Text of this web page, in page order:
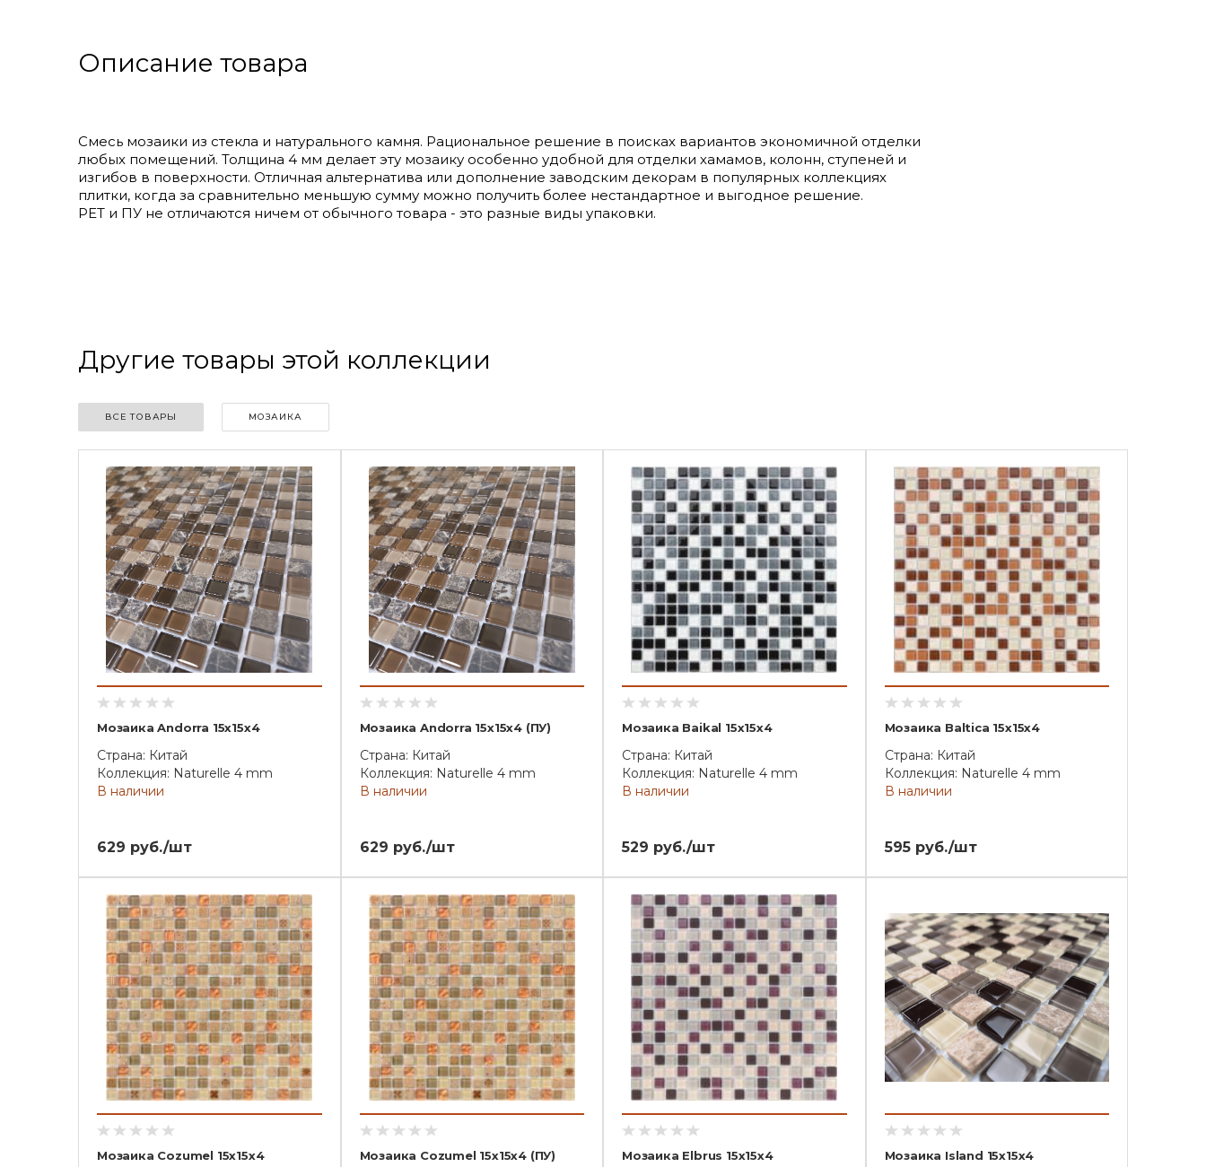
Описание товара
Смесь мозаики из стекла и натурального камня. Рациональное решение в поисках вариантов экономичной отделки
любых помещений. Толщина 4 мм делает эту мозаику особенно удобной для отделки хамамов, колонн, ступеней и
изгибов в поверхности. Отличная альтернатива или дополнение заводским декорам в популярных коллекциях
плитки, когда за сравнительно меньшую сумму можно получить более нестандартное и выгодное решение.
PET и ПУ не отличаются ничем от обычного товара - это разные виды упаковки.
Другие товары этой коллекции
ВСЕ ТОВАРЫ МОЗАИКА
Мозаика Andorra 15x15x4
Страна: Китай
Коллекция: Naturelle 4 mm
В наличии
629 руб./шт
Мозаика Andorra 15x15x4 (ПУ)
Страна: Китай
Коллекция: Naturelle 4 mm
В наличии
629 руб./шт
Мозаика Baikal 15x15x4
Страна: Китай
Коллекция: Naturelle 4 mm
В наличии
529 руб./шт
Мозаика Baltica 15x15x4
Страна: Китай
Коллекция: Naturelle 4 mm
В наличии
595 руб./шт
Мозаика Cozumel 15x15x4 Мозаика Cozumel 15x15x4 (ПУ) Мозаика Elbrus 15x15x4 Мозаика Island 15x15x4